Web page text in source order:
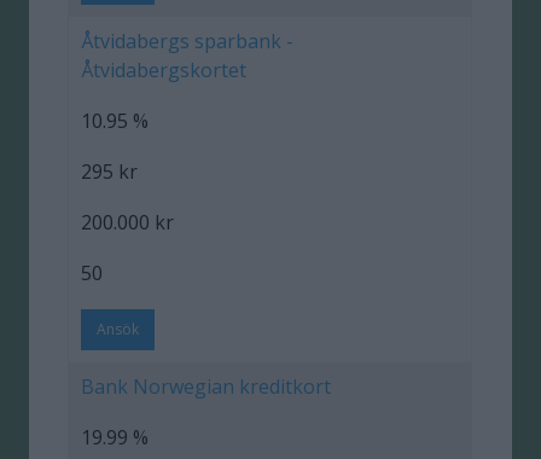
Åtvidabergs sparbank -
Åtvidabergskortet
10.95 %
295 kr
200.000 kr
50
Ansök
Bank Norwegian kreditkort
19.99 %